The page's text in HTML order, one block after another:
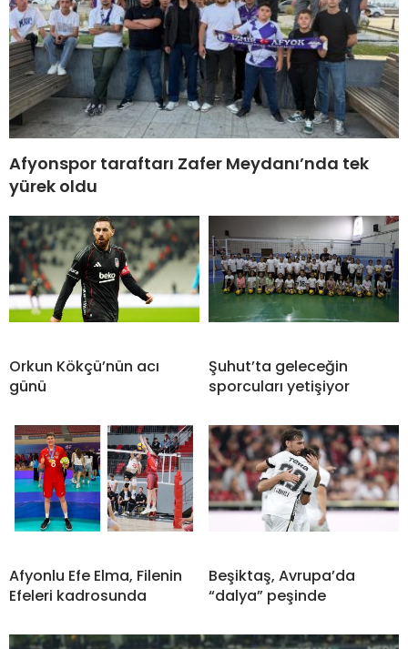
Afyonspor taraftarı Zafer Meydanı’nda tek
yürek oldu
Orkun Kökçü’nün acı
günü
Şuhut’ta geleceğin
sporcuları yetişiyor
Afyonlu Efe Elma, Filenin
Efeleri kadrosunda
Beşiktaş, Avrupa’da
“dalya” peşinde